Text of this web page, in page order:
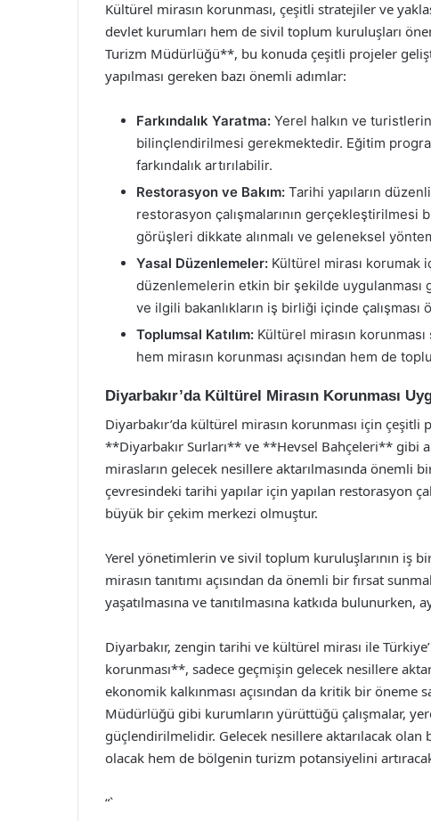
Kültürel mirasın korunması, çeşitli stratejiler ve
devlet kurumları hem de sivil toplum kuruluşları
Turizm Müdürlüğü**, bu konuda çeşitli projeler
yapılması gereken bazı önemli adımlar:
Farkındalık Yaratma: Yerel halkın ve
bilinçlendirilmesi gerekmektedir. Eğitim
farkındalık artırılabilir.
Restorasyon ve Bakım: Tarihi yapıların
restorasyon çalışmalarının gerçekleştirilmesi
görüşleri dikkate alınmalı ve geleneksel
Yasal Düzenlemeler: Kültürel mirası korumak
düzenlemelerin etkin bir şekilde
ve ilgili bakanlıkların iş birliği içinde çalışması
Toplumsal Katılım: Kültürel mirasın korunması
hem mirasın korunması açısından hem de
Diyarbakır’da Kültürel Mirasın Korunması
Diyarbakır’da kültürel mirasın korunması için
**Diyarbakır Surları** ve **Hevsel Bahçeleri** gibi
mirasların gelecek nesillere aktarılmasında önemli
çevresindeki tarihi yapılar için yapılan restorasyon
büyük bir çekim merkezi olmuştur.
Yerel yönetimlerin ve sivil toplum kuruluşlarının iş
mirasın tanıtımı açısından da önemli bir fırsat
yaşatılmasına ve tanıtılmasına katkıda bulunurken,
Diyarbakır, zengin tarihi ve kültürel mirası ile
korunması**, sadece geçmişin gelecek nesillere
ekonomik kalkınması açısından da kritik bir
Müdürlüğü gibi kurumların yürüttüğü çalışmalar,
güçlendirilmelidir. Gelecek nesillere aktarılacak
olacak hem de bölgenin turizm potansiyelini
“`